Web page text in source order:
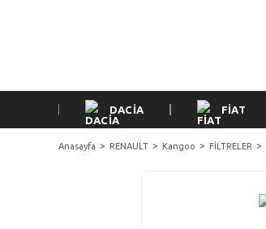
DACİA FİAT
Anasayfa RENAULT Kangoo FİLTRELER